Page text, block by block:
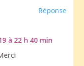
Réponse
à 22 h 40 min